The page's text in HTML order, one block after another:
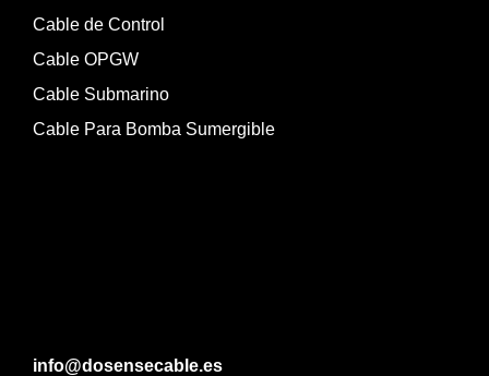
Cable de Control
Cable OPGW
Cable Submarino
Cable Para Bomba Sumergible
info@dosensecable.es